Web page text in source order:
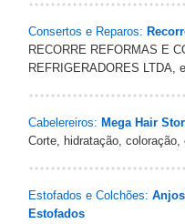
Consertos e Reparos:
RECORRE REFORMAS E
REFRIGERADORES LTDA,
Cabelereiros: Mega Hair
Corte, hidratação, coloração,
Estofados e Colchões:
Estofados